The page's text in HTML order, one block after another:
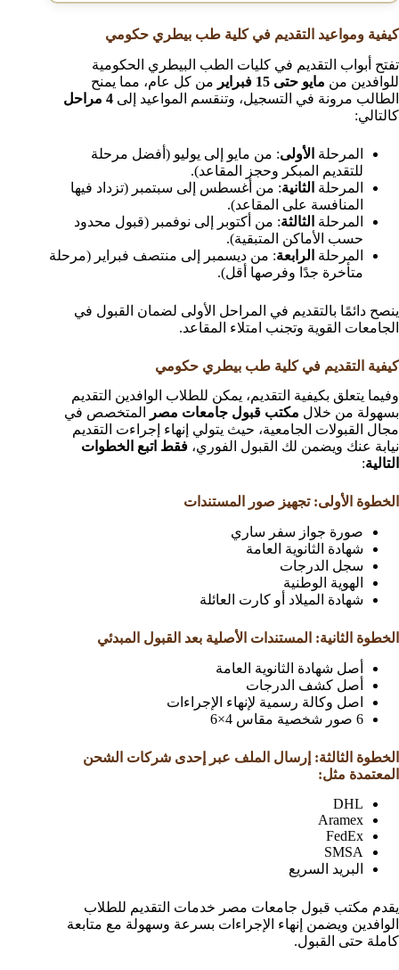
كيفية ومواعيد التقديم في كلية طب بيطري حكومي
تفتح أبواب التقديم في كليات الطب البيطري الحكومية
للوافدين من مايو حتى 15 فبراير
من كل عام، مما يمنح
الطالب مرونة في التسجيل، وتنقسم المواعيد إلى
كالتالي:
المرحلة الأولى: من مايو إلى يوليو (أفضل مرحلة
للتقديم المبكر وحجز المقاعد).
المرحلة الثانية: من أغسطس إلى سبتمبر (تزداد فيها
المنافسة على المقاعد).
المرحلة الثالثة: من أكتوبر إلى نوفمبر (قبول محدود
حسب الأماكن المتبقية).
المرحلة الرابعة: من ديسمبر إلى منتصف فبراير (مرحلة
متأخرة جدًا وفرصها أقل).
ينصح دائمًا بالتقديم في المراحل الأولى لضمان القبول في
الجامعات القوية وتجنب امتلاء المقاعد.
كيفية التقديم في كلية طب بيطري حكومي
وفيما يتعلق بكيفية التقديم، يمكن للطلاب الوافدين التقديم
بسهولة من خلال مكتب قبول جامعات مصر
المتخصص في
مجال القبولات الجامعية، حيث يتولي إنهاء إجراءت التقديم
نيابة عنك ويضمن لك القبول الفوري، فقط اتبع الخطوات
التالية:
الخطوة الأولى: تجهيز صور المستندات
صورة جواز سفر ساري
شهادة الثانوية العامة
سجل الدرجات
الهوية الوطنية
شهادة الميلاد أو كارت العائلة
الخطوة الثانية: المستندات الأصلية بعد القبول المبدئي
أصل شهادة الثانوية العامة
أصل كشف الدرجات
اصل وكالة رسمية لإنهاء الإجراءات
6 صور شخصية مقاس 4×6
الخطوة الثالثة: إرسال الملف عبر إحدى شركات الشحن
المعتمدة مثل:
DHL
Aramex
FedEx
SMSA
البريد السريع
يقدم مكتب قبول جامعات مصر خدمات التقديم للطلاب
الوافدين ويضمن إنهاء الإجراءات بسرعة وسهولة مع متابعة
كاملة حتى القبول.